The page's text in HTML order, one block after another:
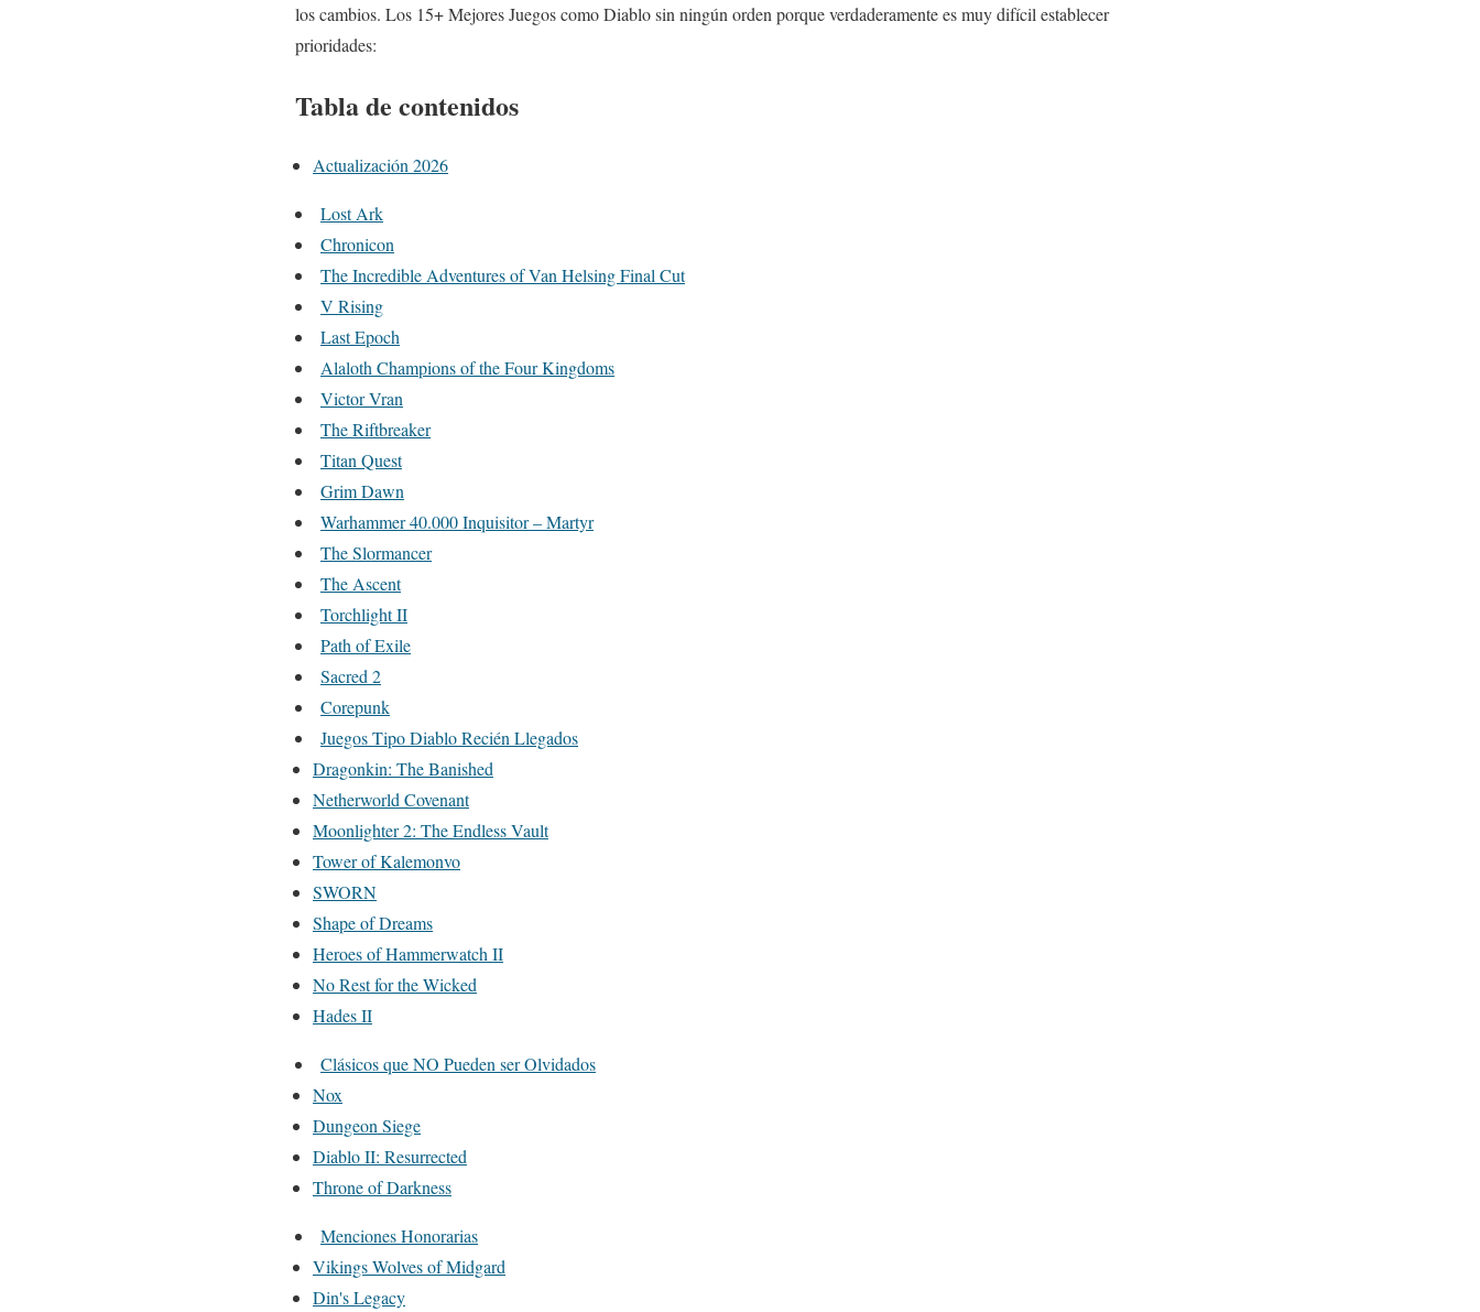
los cambios. Los 15+ Mejores Juegos como Diablo sin ningún orden porque verdaderamente es muy difícil establecer
prioridades:
Tabla de contenidos
Actualización 2026
Lost Ark
Chronicon
The Incredible Adventures of Van Helsing Final Cut
V Rising
Last Epoch
Alaloth Champions of the Four Kingdoms
Victor Vran
The Riftbreaker
Titan Quest
Grim Dawn
Warhammer 40.000 Inquisitor – Martyr
The Slormancer
The Ascent
Torchlight II
Path of Exile
Sacred 2
Corepunk
Juegos Tipo Diablo Recién Llegados
Dragonkin: The Banished
Netherworld Covenant
Moonlighter 2: The Endless Vault
Tower of Kalemonvo
SWORN
Shape of Dreams
Heroes of Hammerwatch II
No Rest for the Wicked
Hades II
Clásicos que NO Pueden ser Olvidados
Nox
Dungeon Siege
Diablo II: Resurrected
Throne of Darkness
Menciones Honorarias
Vikings Wolves of Midgard
Din's Legacy